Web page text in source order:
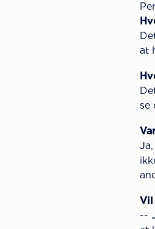
at
se
Vil
--